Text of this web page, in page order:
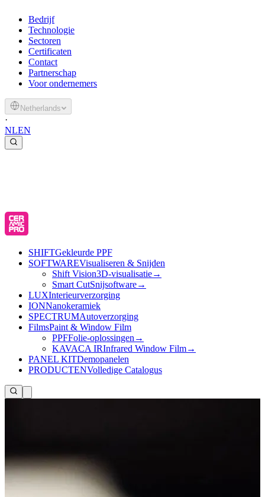
Bedrijf
Technologie
Sectoren
Certificaten
Contact
Partnerschap
Voor ondernemers
Netherlands
·
NLEN
SHIFTGekleurde PPF
SOFTWAREVisualiseren & Snijden
Shift Vision3D-visualisatie→
Smart CutSnijsoftware→
LUXInterieurverzorging
IONNanokeramiek
SPECTRUMAutoverzorging
FilmsPaint & Window Film
PPFFolie-oplossingen →
KAVACA IRInfrared Window Film→
PANEL KITDemopanelen
PRODUCTENVolledige Catalogus